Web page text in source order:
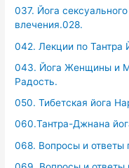
037. Йога
влечения.028.
042. Лекции по Тантра
043. Йога Женщины и
Радость.
050. Тибетская йога
060.Тантра-Джнана
068. Вопросы и ответы